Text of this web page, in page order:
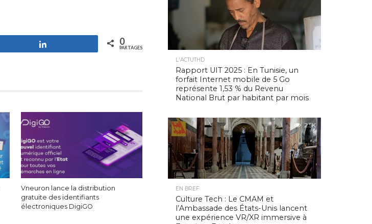
0
PARTAGES
Vneuron lance la distribution
gratuite des identifiants
électroniques DigiGO
L'ACTUTHD
Rapport UIT 2025 : En Tunisie, un
forfait Internet mobile de 5 Go
représente 1,53 % du Revenu
National Brut par habitant par mois
2.5K
EN BREF
Culture Tech : Le CMAM et
l’Ambassade des États-Unis lancent
une expérience VR/XR immersive à